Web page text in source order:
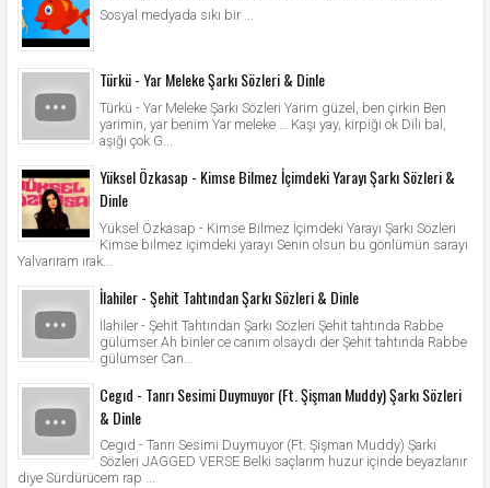
Sosyal medyada sıkı bir ...
Türkü - Yar Meleke Şarkı Sözleri & Dinle
Türkü - Yar Meleke Şarkı Sözleri Yarim güzel, ben çirkin Ben
yarimin, yar benim Yar meleke … Kaşı yay, kirpiği ok Dili bal,
aşığı çok G...
Yüksel Özkasap - Kimse Bilmez İçimdeki Yarayı Şarkı Sözleri &
Dinle
Yüksel Özkasap - Kimse Bilmez İçimdeki Yarayı Şarkı Sözleri
Kimse bilmez içimdeki yarayı Senin olsun bu gönlümün sarayı
Yalvarıram ırak...
İlahiler - Şehit Tahtından Şarkı Sözleri & Dinle
İlahiler - Şehit Tahtından Şarkı Sözleri Şehit tahtında Rabbe
gülümser Ah binler ce canım olsaydı der Şehit tahtında Rabbe
gülümser Can...
Cegıd - Tanrı Sesimi Duymuyor (Ft. Şişman Muddy) Şarkı Sözleri
& Dinle
Cegıd - Tanrı Sesimi Duymuyor (Ft. Şişman Muddy) Şarkı
Sözleri JAGGED VERSE Belki saçlarım huzur içinde beyazlanır
diye Sürdürücem rap ...